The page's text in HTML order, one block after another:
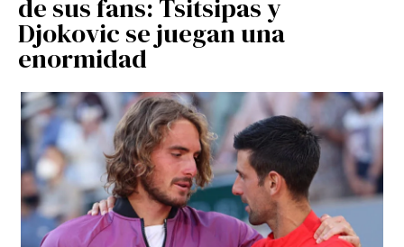
de sus fans: Tsitsipas y
Djokovic se juegan una
enormidad